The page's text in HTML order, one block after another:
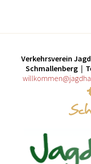
Verkehrsverein
Schmallenberg |